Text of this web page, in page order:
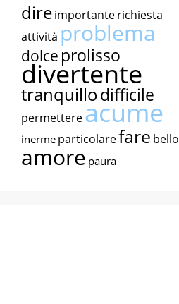
direimportanterichiesta
attività problema
dolce prolisso
divertente
tranquillodifficile
permettereacume
inerme particolarefare bello
amore paura